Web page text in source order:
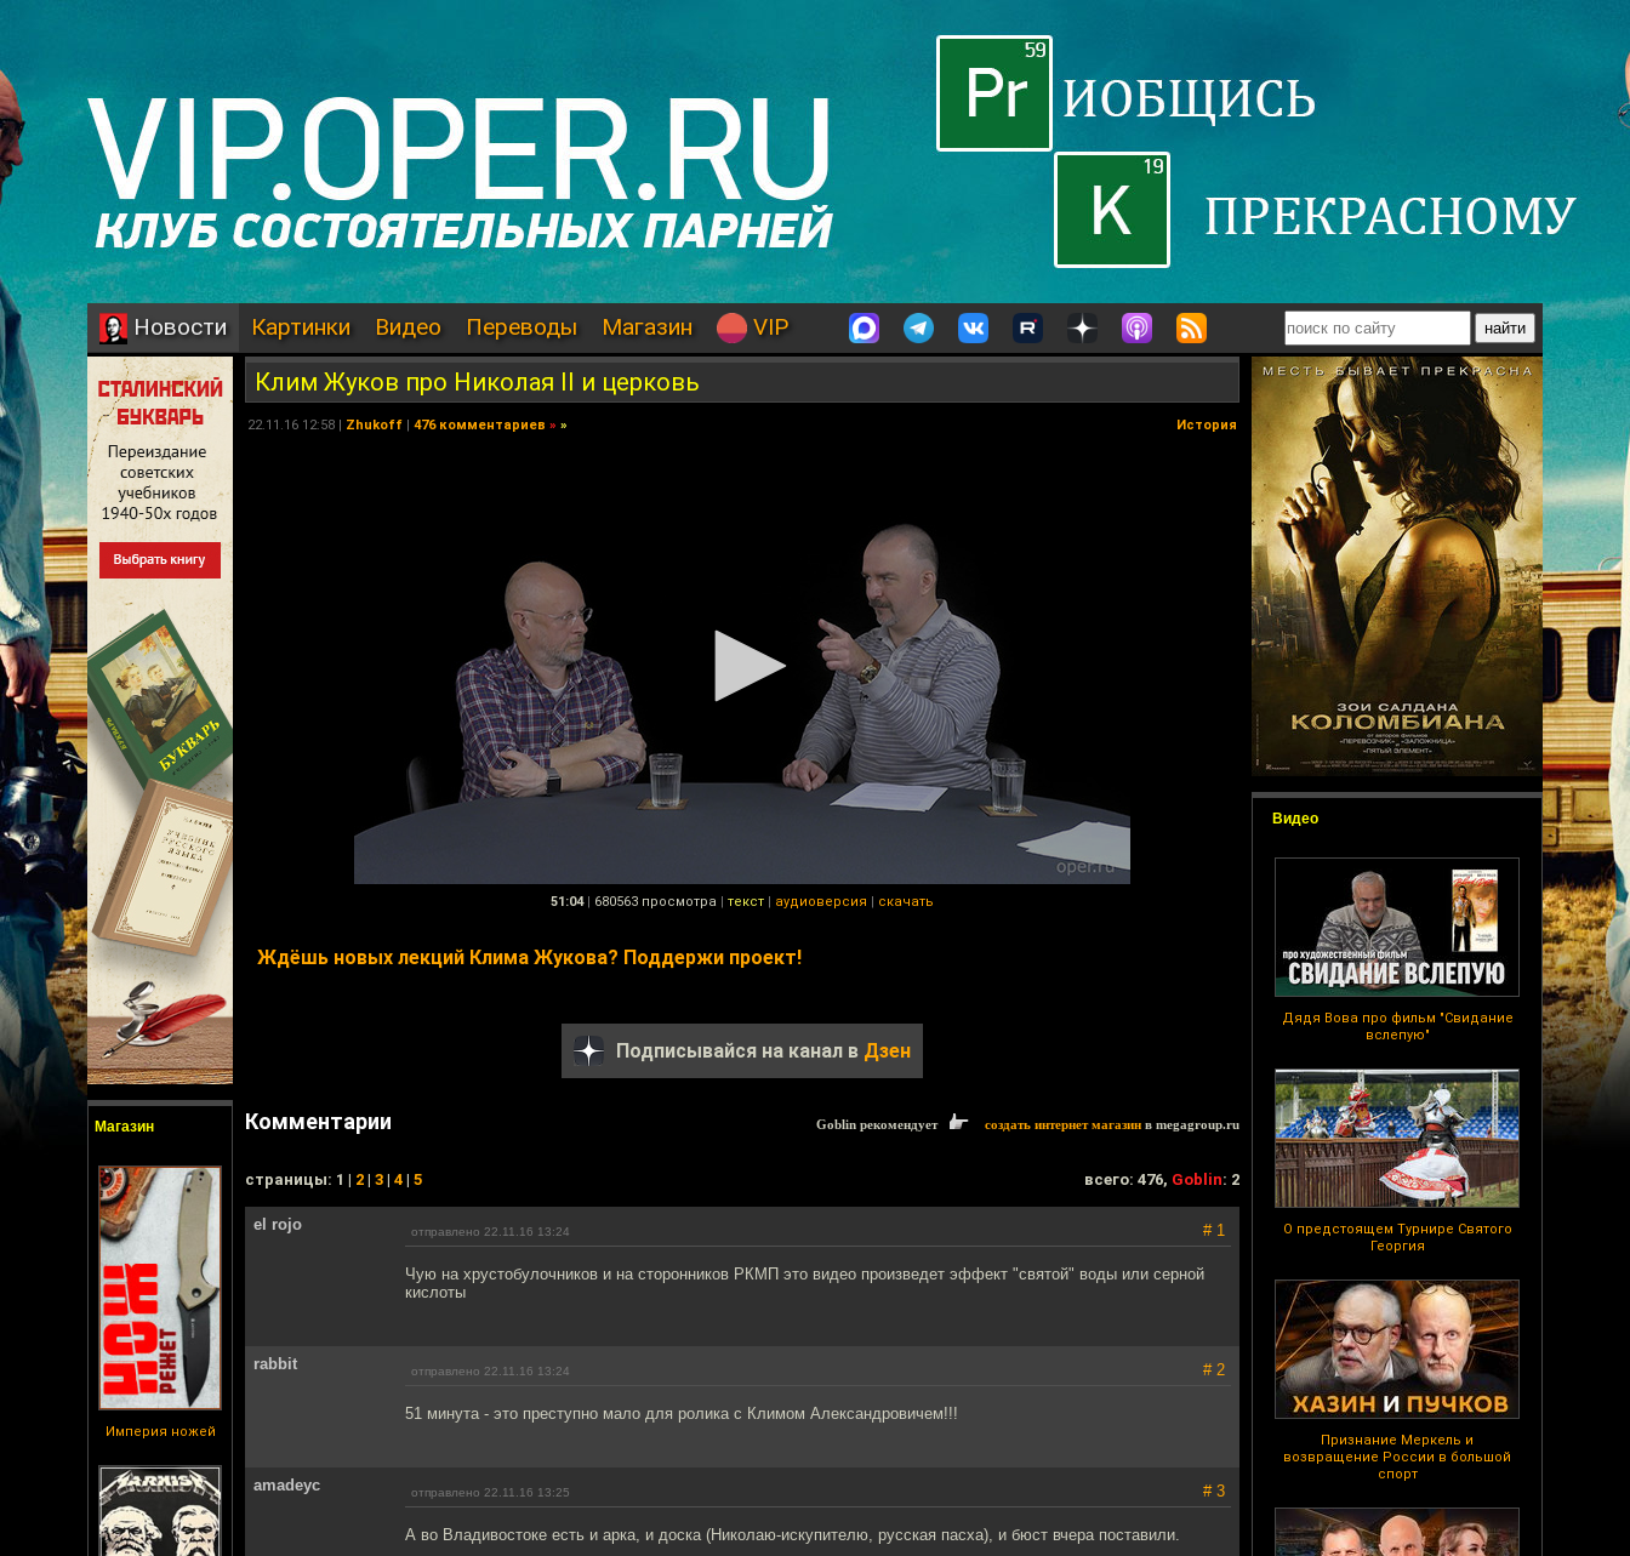
Новости Картинки Видео Переводы Магазин VIP
Магазин
Империя ножей
Видео
Дядя Вова про фильм "Свидание
вслепую"
О предстоящем Турнире Святого
Георгия
Признание Меркель и
возвращение России в большой
спорт
Клим Жуков про Николая II и церковь
22.11.16 12:58 | Zhukoff | 476 комментариев » » История
51:04 | 680563 просмотра | текст | аудиоверсия | скачать
Ждёшь новых лекций Клима Жукова? Поддержи проект!
Подписывайся на канал в Дзен
Комментарии Goblin рекомендует создать интернет магазин в megagroup.ru
cтраницы: 1 | 2 | 3 | 4 | 5 всего: 476, Goblin: 2
el rojo отправлено 22.11.16 13:24 # 1
Чую на хрустобулочников и на сторонников РКМП это видео произведет эффект "святой" воды или серной
кислоты
rabbit отправлено 22.11.16 13:24 # 2
51 минута - это преступно мало для ролика с Климом Александровичем!!!
amadeyc отправлено 22.11.16 13:25 # 3
А во Владивостоке есть и арка, и доска (Николаю-искупителю, русская пасха), и бюст вчера поставили.